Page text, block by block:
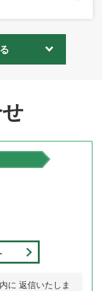
に 返信いたしま